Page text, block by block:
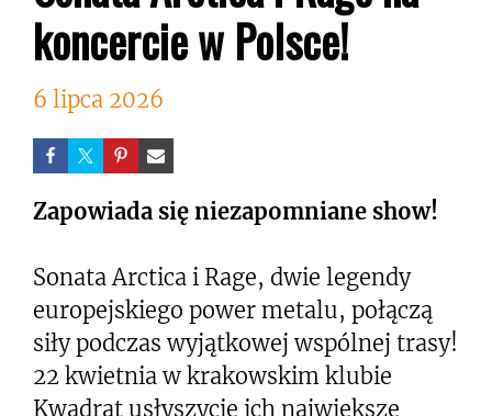
koncercie w Polsce!
6 lipca 2026
Zapowiada się niezapomniane show!
Sonata Arctica i Rage, dwie legendy
europejskiego power metalu, połączą
siły podczas wyjątkowej wspólnej trasy!
22 kwietnia w krakowskim klubie
Kwadrat usłyszycie ich największe